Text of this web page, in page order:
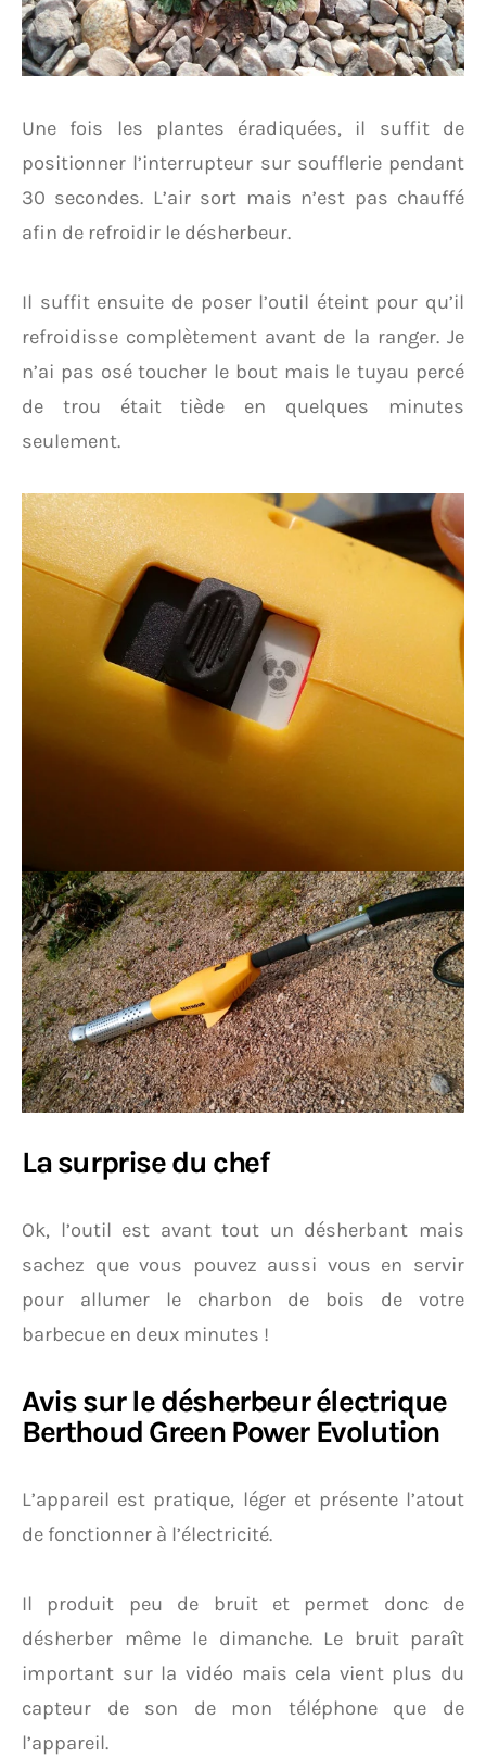
Une fois les plantes éradiquées, il suffit de
positionner l’interrupteur sur soufflerie pendant
30 secondes. L’air sort mais n’est pas chauffé
afin de refroidir le désherbeur.
Il suffit ensuite de poser l’outil éteint pour qu’il
refroidisse complètement avant de la ranger. Je
n’ai pas osé toucher le bout mais le tuyau percé
de trou était tiède en quelques minutes
seulement.
La surprise du chef
Ok, l’outil est avant tout un désherbant mais
sachez que vous pouvez aussi vous en servir
pour allumer le charbon de bois de votre
barbecue en deux minutes !
Avis sur le désherbeur électrique
Berthoud Green Power Evolution
L’appareil est pratique, léger et présente l’atout
de fonctionner à l’électricité.
Il produit peu de bruit et permet donc de
désherber même le dimanche. Le bruit paraît
important sur la vidéo mais cela vient plus du
capteur de son de mon téléphone que de
l’appareil.